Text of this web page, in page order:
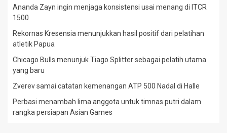
Ananda Zayn ingin menjaga konsistensi usai menang di ITCR
1500
Rekornas Kresensia menunjukkan hasil positif dari pelatihan
atletik Papua
Chicago Bulls menunjuk Tiago Splitter sebagai pelatih utama
yang baru
Zverev samai catatan kemenangan ATP 500 Nadal di Halle
Perbasi menambah lima anggota untuk timnas putri dalam
rangka persiapan Asian Games